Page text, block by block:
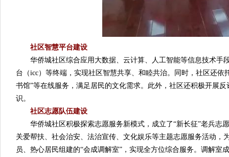
社区智慧平台建设
华侨城社区综合应用大数据、云计算、人工智能等信息技术手
台（icc）等终端，实现社区智慧共享、和睦共治。同时，社区还
书馆”等在线服务，满足居民的文化需求。此外，社区还积极开展
识。
社区志愿队伍建设
华侨城社区积极探索志愿服务新模式，成立了“新长征”老兵志
关爱帮扶、社会治安、法治宣传、文化娱乐等主题志愿服务活动
员、热心居民组建的“会成调解室”，实现全方位综合服务。调解